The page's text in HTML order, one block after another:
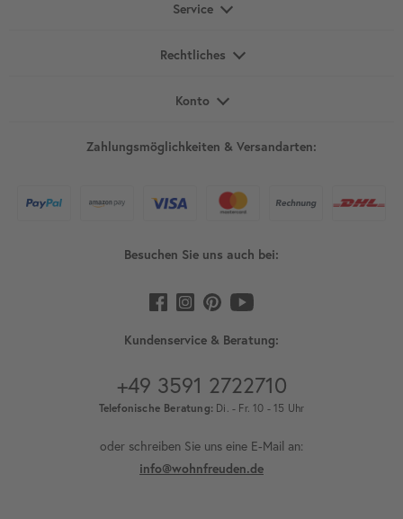
Service
Rechtliches
Konto
Zahlungsmöglichkeiten & Versandarten:
Besuchen Sie uns auch bei:
Kundenservice & Beratung:
+49 3591 2722710
Telefonische Beratung: Di. - Fr. 10 - 15 Uhr
oder schreiben Sie uns eine E-Mail an:
info@wohnfreuden.de